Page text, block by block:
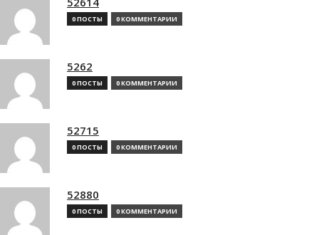
0 ПОСТЫ 0 КОММЕНТАРИИ
5262
0 ПОСТЫ 0 КОММЕНТАРИИ
52715
0 ПОСТЫ 0 КОММЕНТАРИИ
52880
0 ПОСТЫ 0 КОММЕНТАРИИ